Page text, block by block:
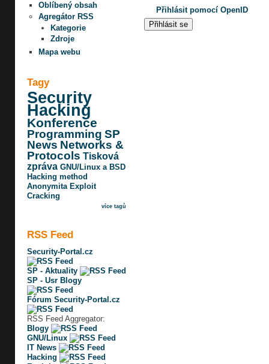
Oblíbený obsah
Agregátor RSS
Kategorie
Zdroje
Mapa webu
Tagy
Security
Hacking
Konference
Programming SP
News Networks &
Protocols Tisková
zpráva GNU/Linux a BSD
Hacking method
Anonymita Exploit
Cracking
více tagů
RSS Feed
Security-Portal.cz
SP - Aktuality
SP - Usr Blogy
Fórum Security-Portal.cz
RSS Feed Aggregator:
Blogy
GNU/Linux
IT News
Hacking
Přihlásit pomocí OpenID